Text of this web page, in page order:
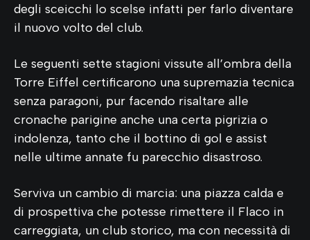
degli sceicchi lo scelse infatti per farlo diventare
il nuovo volto del club.
Le seguenti sette stagioni vissute all’ombra della
Torre Eiffel certificarono una supremazia tecnica
senza paragoni, pur facendo risaltare alle
cronache parigine anche una certa pigrizia o
indolenza, tanto che il bottino di gol e assist
nelle ultime annate fu parecchio disastroso.
Serviva un cambio di marcia: una piazza calda e
di prospettiva che potesse rimettere il Flaco in
carreggiata, un club storico, ma con necessità di